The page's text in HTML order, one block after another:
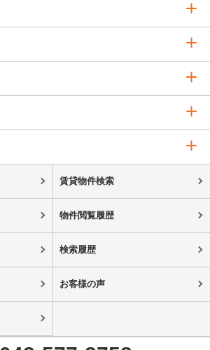
賃貸物件検索
物件閲覧履歴
検索履歴
お客様の声